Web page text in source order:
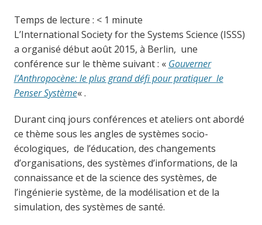
Temps de lecture : < 1 minute
L’International Society for the Systems Science (ISSS)
a organisé début août 2015, à Berlin, une
conférence sur le thème suivant : « Gouverner
l’Anthropocène: le plus grand défi pour pratiquer le
Penser Système« .
Durant cinq jours conférences et ateliers ont abordé
ce thème sous les angles de systèmes socio-
écologiques, de l’éducation, des changements
d’organisations, des systèmes d’informations, de la
connaissance et de la science des systèmes, de
l’ingénierie système, de la modélisation et de la
simulation, des systèmes de santé.